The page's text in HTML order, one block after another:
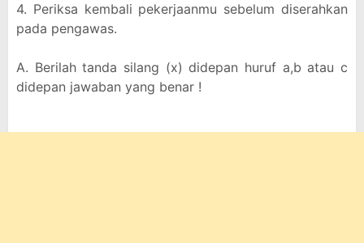
4. Periksa kembali pekerjaanmu sebelum diserahkan
pada pengawas.
A. Berilah tanda silang (x) didepan huruf a,b atau c
didepan jawaban yang benar !